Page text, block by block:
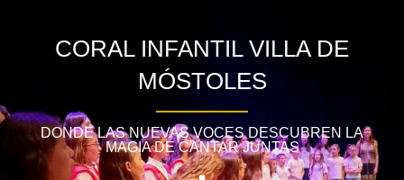
CORAL INFANTIL VILLA DE
MÓSTOLES
DONDE LAS NUEVAS VOCES DESCUBREN LA
MAGIA DE CANTAR JUNTAS